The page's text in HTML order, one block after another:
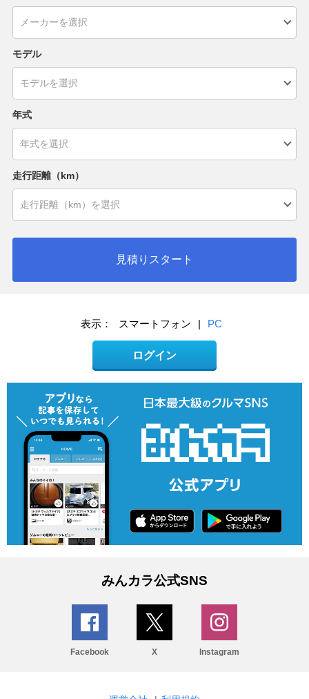
モデル
年式
走行距離（km）
見積りスタート
表示： スマートフォン | PC
ログイン
みんカラ公式SNS
Facebook X Instagram